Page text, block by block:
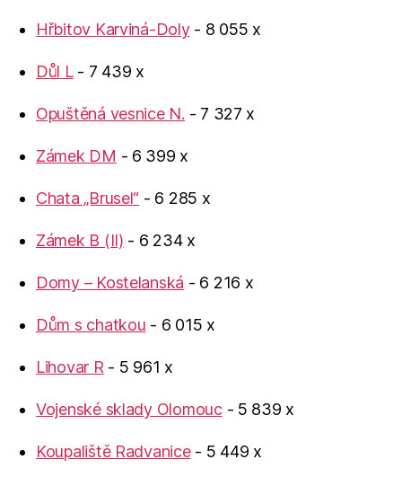
Hřbitov Karviná-Doly- 8 055 x
Důl L- 7 439 x
Opuštěná vesnice N. - 7 327 x
Zámek DM - 6 399 x
Chata „Brusel“ - 6 285 x
Zámek B (II) - 6 234 x
Domy – Kostelanská - 6 216 x
Dům s chatkou - 6 015 x
Lihovar R - 5 961 x
Vojenské sklady Olomouc- 5 839 x
Koupaliště Radvanice- 5 449 x